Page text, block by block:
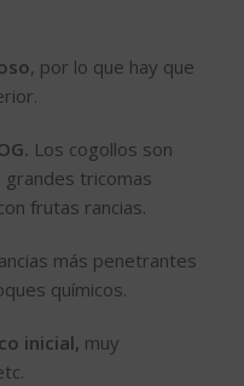
, por lo que hay que
Los cogollos son
tricomas
frutas rancias.
más penetrantes
químicos.
inicial, muy